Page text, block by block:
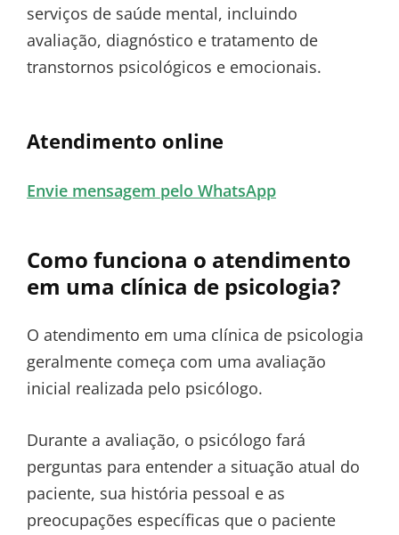
serviços de saúde mental, incluindo
avaliação, diagnóstico e tratamento de
transtornos psicológicos e emocionais.
Atendimento online
Envie mensagem pelo WhatsApp
Como funciona o atendimento
em uma clínica de psicologia?
O atendimento em uma clínica de psicologia
geralmente começa com uma avaliação
inicial realizada pelo psicólogo.
Durante a avaliação, o psicólogo fará
perguntas para entender a situação atual do
paciente, sua história pessoal e as
preocupações específicas que o paciente